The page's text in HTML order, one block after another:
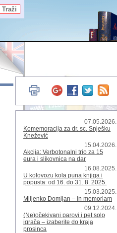
07.05.2026.
Komemoracija za dr. sc. Snješku
Knežević
15.04.2026.
Akcija: Verbotonalni trio za 15
eura i slikovnica na dar
16.08.2025.
U kolovozu kola puna knjiga i
popusta: od 16. do 31. 8. 2025.
15.03.2025.
Miljenko Domijan – In memoriam
09.12.2024.
(Ne)očekivani parovi i pet solo
igrača – izaberite do kraja
prosinca